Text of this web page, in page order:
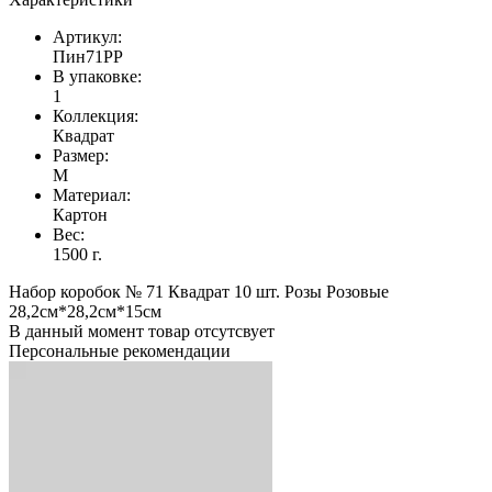
Артикул:
Пин71РР
В упаковке:
1
Коллекция:
Квадрат
Размер:
M
Материал:
Картон
Вес:
1500 г.
Набор коробок № 71 Квадрат 10 шт. Розы Розовые
28,2см*28,2см*15см
В данный момент товар отсутсвует
Персональные рекомендации